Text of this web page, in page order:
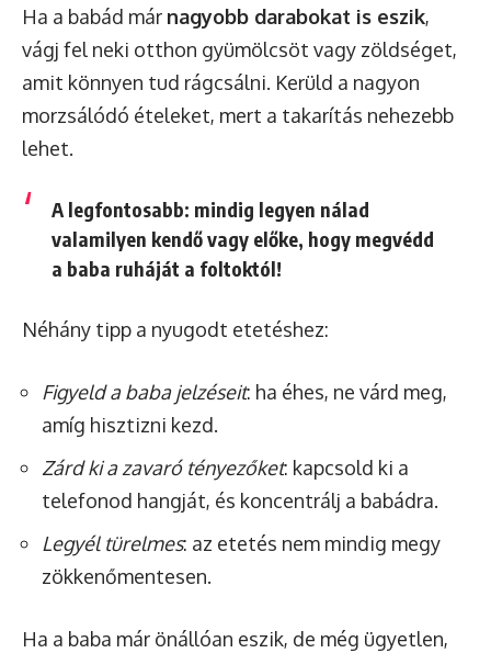
Ha a babád már nagyobb darabokat is eszik,
vágj fel neki otthon gyümölcsöt vagy zöldséget,
amit könnyen tud rágcsálni. Kerüld a nagyon
morzsálódó ételeket, mert a takarítás nehezebb
lehet.
A legfontosabb: mindig legyen nálad
valamilyen kendő vagy előke, hogy megvédd
a baba ruháját a foltoktól!
Néhány tipp a nyugodt etetéshez:
Figyeld a baba jelzéseit: ha éhes, ne várd meg,
amíg hisztizni kezd.
Zárd ki a zavaró tényezőket: kapcsold ki a
telefonod hangját, és koncentrálj a babádra.
Legyél türelmes: az etetés nem mindig megy
zökkenőmentesen.
Ha a baba már önállóan eszik, de még ügyetlen,